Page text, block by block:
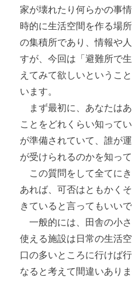
家が壊れたり何らかの事
時的に生活空間を作る場
の集積所であり、情報や
すが、今回は「避難所で
えてみて欲しいというこ
います。
まず最初に、あなたは
ことをどれくらい知って
が準備されていて、誰が
が受けられるのかを知って
この質問をして全てに
あれば、可否はともかく
きていると言ってもいいで
一般的には、田舎の小
使える施設は日常の生活
口の多いところに行けば
なると考えて間違いありま